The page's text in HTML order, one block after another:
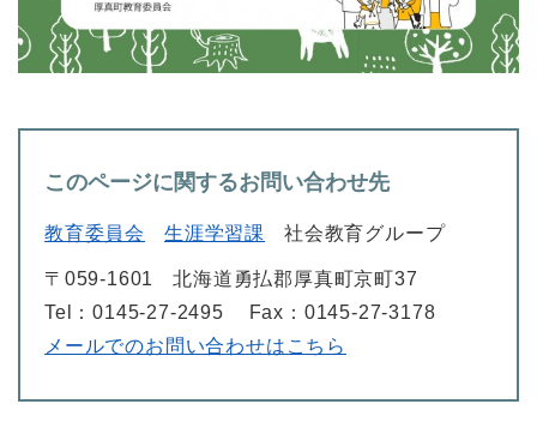
このページに関するお問い合わせ先
教育委員会 生涯学習課 社会教育グループ
〒059-1601
北海道勇払郡厚真町京町37
Tel：0145-27-2495
Fax：0145-27-3178
メールでのお問い合わせはこちら